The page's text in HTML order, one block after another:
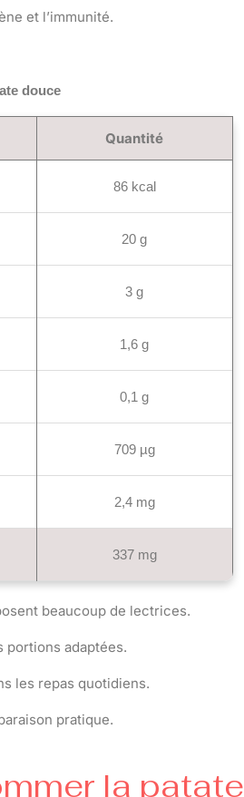
et l’immunité.
douce
Quantité
86 kcal
20 g
3 g
1,6 g
0,1 g
709 µg
2,4 mg
337 mg
beaucoup de lectrices.
portions adaptées.
les repas quotidiens.
pratique.
la patate